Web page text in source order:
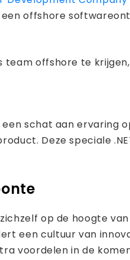
offshore
team offshore te
een schat aan
Deze speciale
op de hoogte
een cultuur van
voordelen in de